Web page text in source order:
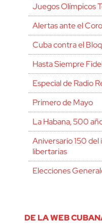
Juegos Olímpicos
Alertas ante el
Cuba contra el
Hasta Siempre
Especial de Radio
Primero de Mayo
La Habana, 500
Aniversario 150 del
libertarias
Elecciones
DE LA WEB